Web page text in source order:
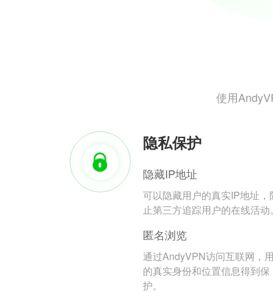
使用
隐私保护
隐藏IP地址
可以隐藏用户的真实IP地址，
止第三方追踪用户的在线活动。
匿名浏览
通过AndyVPN访问互联网，
的真实身份和位置信息得到保
护。